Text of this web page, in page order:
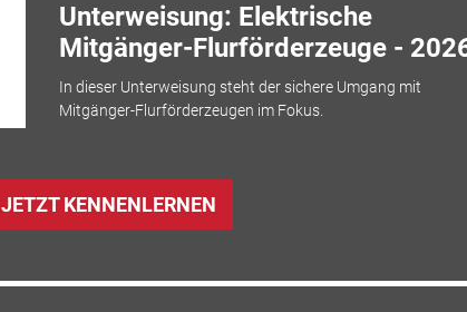
Unterweisung: Elektrische
Mitgänger-Flurförderzeuge -
In dieser Unterweisung steht der sichere Umgang mit
Mitgänger-Flurförderzeugen im Fokus.
JETZT KENNENLERNEN